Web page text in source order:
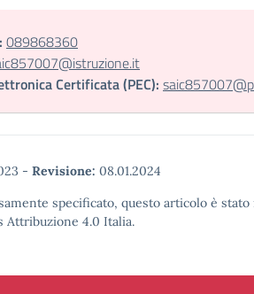
089868360
Certificata (PEC):
- Revisione: 08.01.2024
specificato, questo articolo è
Attribuzione 4.0 Italia.